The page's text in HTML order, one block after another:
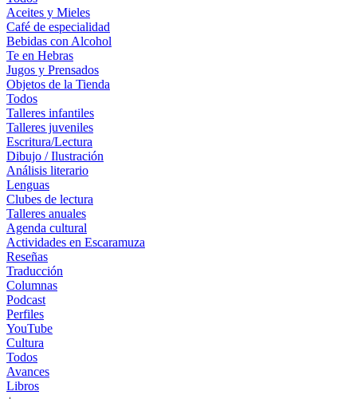
Aceites y Mieles
Café de especialidad
Bebidas con Alcohol
Te en Hebras
Jugos y Prensados
Objetos de la Tienda
Todos
Talleres infantiles
Talleres juveniles
Escritura/Lectura
Dibujo / Ilustración
Análisis literario
Lenguas
Clubes de lectura
Talleres anuales
Agenda cultural
Actividades en Escaramuza
Reseñas
Traducción
Columnas
Podcast
Perfiles
YouTube
Cultura
Todos
Avances
Libros